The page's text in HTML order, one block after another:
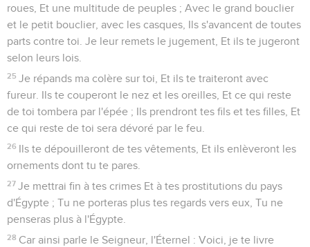
roues, Et une multitude de peuples ; Avec le grand bouclier
et le petit bouclier, avec les casques, Ils s'avancent de toutes
parts contre toi. Je leur remets le jugement, Et ils te jugeront
selon leurs lois.
25 Je répands ma colère sur toi, Et ils te traiteront avec
fureur. Ils te couperont le nez et les oreilles, Et ce qui reste
de toi tombera par l'épée ; Ils prendront tes fils et tes filles, Et
ce qui reste de toi sera dévoré par le feu.
26 Ils te dépouilleront de tes vêtements, Et ils enlèveront les
ornements dont tu te pares.
27 Je mettrai fin à tes crimes Et à tes prostitutions du pays
d'Égypte ; Tu ne porteras plus tes regards vers eux, Tu ne
penseras plus à l'Égypte.
28 Car ainsi parle le Seigneur, l'Éternel : Voici, je te livre